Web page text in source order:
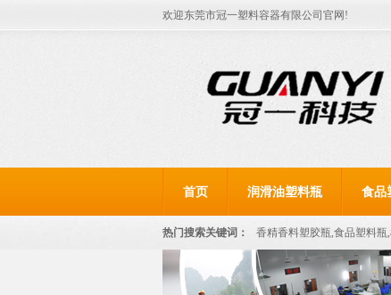
欢迎东莞市冠一塑料容器有限公司官网!
首页 润滑油塑料瓶 食品
热门搜索关键词： 香精香料塑胶瓶,食品塑料